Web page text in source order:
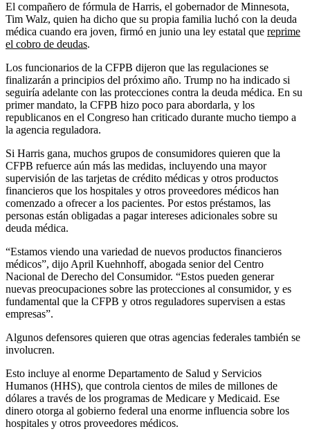
El compañero de fórmula de Harris, el gobernador de Minnesota,
Tim Walz, quien ha dicho que su propia familia luchó con la deuda
médica cuando era joven, firmó en junio una ley estatal que reprime
el cobro de deudas.
Los funcionarios de la CFPB dijeron que las regulaciones se
finalizarán a principios del próximo año. Trump no ha indicado si
seguiría adelante con las protecciones contra la deuda médica. En su
primer mandato, la CFPB hizo poco para abordarla, y los
republicanos en el Congreso han criticado durante mucho tiempo a
la agencia reguladora.
Si Harris gana, muchos grupos de consumidores quieren que la
CFPB refuerce aún más las medidas, incluyendo una mayor
supervisión de las tarjetas de crédito médicas y otros productos
financieros que los hospitales y otros proveedores médicos han
comenzado a ofrecer a los pacientes. Por estos préstamos, las
personas están obligadas a pagar intereses adicionales sobre su
deuda médica.
“Estamos viendo una variedad de nuevos productos financieros
médicos”, dijo April Kuehnhoff, abogada senior del Centro
Nacional de Derecho del Consumidor. “Estos pueden generar
nuevas preocupaciones sobre las protecciones al consumidor, y es
fundamental que la CFPB y otros reguladores supervisen a estas
empresas”.
Algunos defensores quieren que otras agencias federales también se
involucren.
Esto incluye al enorme Departamento de Salud y Servicios
Humanos (HHS), que controla cientos de miles de millones de
dólares a través de los programas de Medicare y Medicaid. Ese
dinero otorga al gobierno federal una enorme influencia sobre los
hospitales y otros proveedores médicos.